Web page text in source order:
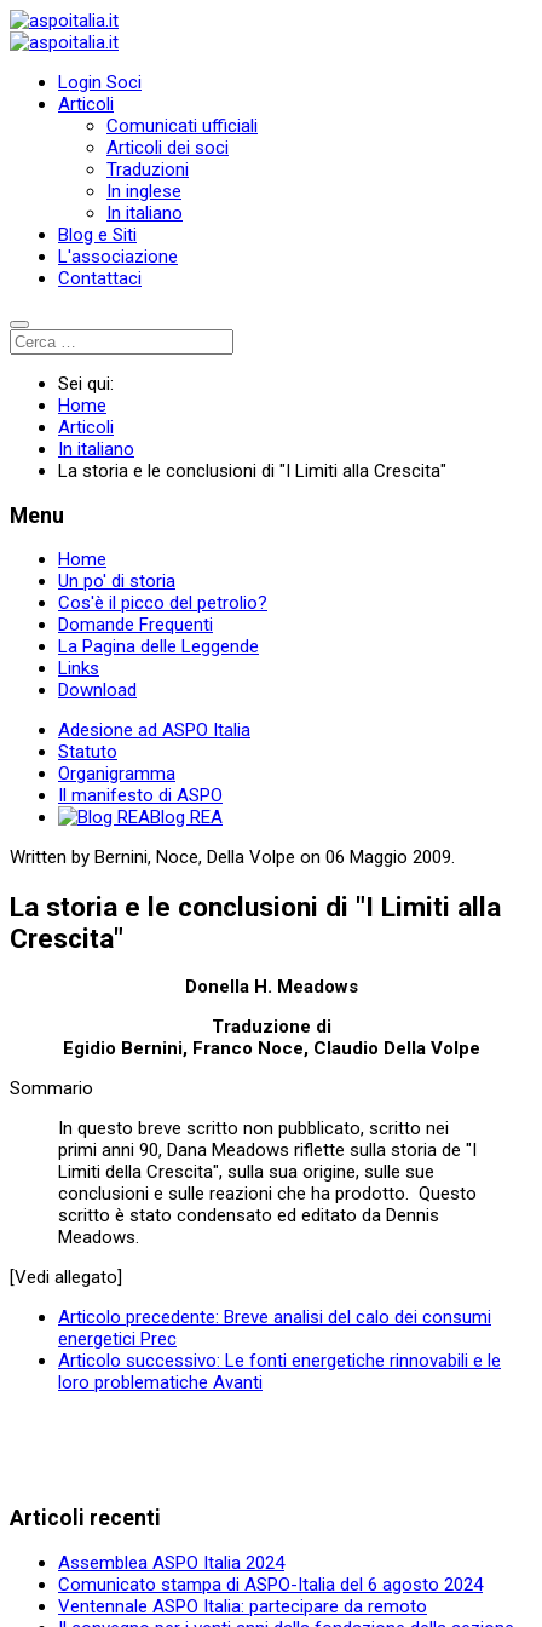
Login Soci
Articoli
Comunicati ufficiali
Articoli dei soci
Traduzioni
In inglese
In italiano
Blog e Siti
L'associazione
Contattaci
Sei qui:
Home
Articoli
In italiano
La storia e le conclusioni di "I Limiti alla Crescita"
Menu
Home
Un po' di storia
Cos'è il picco del petrolio?
Domande Frequenti
La Pagina delle Leggende
Links
Download
Adesione ad ASPO Italia
Statuto
Organigramma
Il manifesto di ASPO
Blog REA
Written by Bernini, Noce, Della Volpe on 06 Maggio 2009.
La storia e le conclusioni di "I Limiti alla
Crescita"
Donella H. Meadows
Traduzione di
Egidio Bernini, Franco Noce, Claudio Della Volpe
Sommario
In questo breve scritto non pubblicato, scritto nei
primi anni 90, Dana Meadows riflette sulla storia de "I
Limiti della Crescita", sulla sua origine, sulle sue
conclusioni e sulle reazioni che ha prodotto. Questo
scritto è stato condensato ed editato da Dennis
Meadows.
[Vedi allegato]
Articolo precedente: Breve analisi del calo dei consumi
energetici Prec
Articolo successivo: Le fonti energetiche rinnovabili e le
loro problematiche Avanti
Articoli recenti
Assemblea ASPO Italia 2024
Comunicato stampa di ASPO-Italia del 6 agosto 2024
Ventennale ASPO Italia: partecipare da remoto